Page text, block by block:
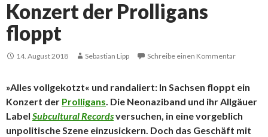
Konzert der Prolligans
floppt
14. August 2018 Sebastian Lipp Schreibe einen Kommentar
»Alles vollgekotzt« und randaliert: In Sachsen floppt ein
Konzert der Prolligans. Die Neonaziband und ihr Allgäuer
Label Subcultural Recordsversuchen, in eine vorgeblich
unpolitische Szene einzusickern. Doch das Geschäft mit